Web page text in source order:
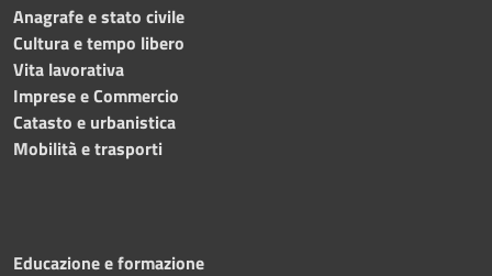
Anagrafe e stato civile
Cultura e tempo libero
Vita lavorativa
Imprese e Commercio
Catasto e urbanistica
Mobilità e trasporti
Educazione e formazione